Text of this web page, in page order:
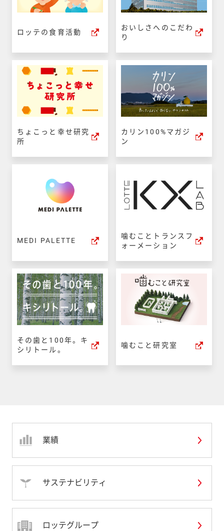
ロッテの食育活動
おいしさへのこだわ
り
ちょこっと幸せ研究
所
カリン100%マガジ
ン
MEDI PALETTE
噛むことトランスフ
ォーメーション
その歯と100年。キ
シリトール。
噛むこと研究室
業績
サステナビリティ
ロッテグループ